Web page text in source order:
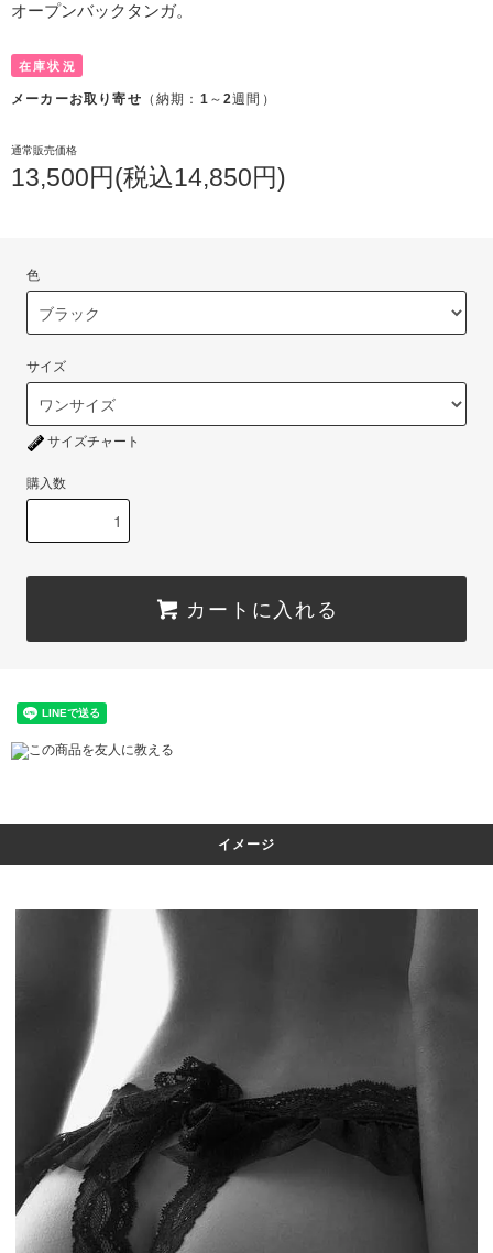
オープンバックタンガ。
在庫状況
メーカーお取り寄せ （納期： 1 ～2週間）
通常販売価格
13,500円(税込14,850円)
色
サイズ
サイズチャート
購入数
カートに入れる
この商品を友人に教える
イメージ